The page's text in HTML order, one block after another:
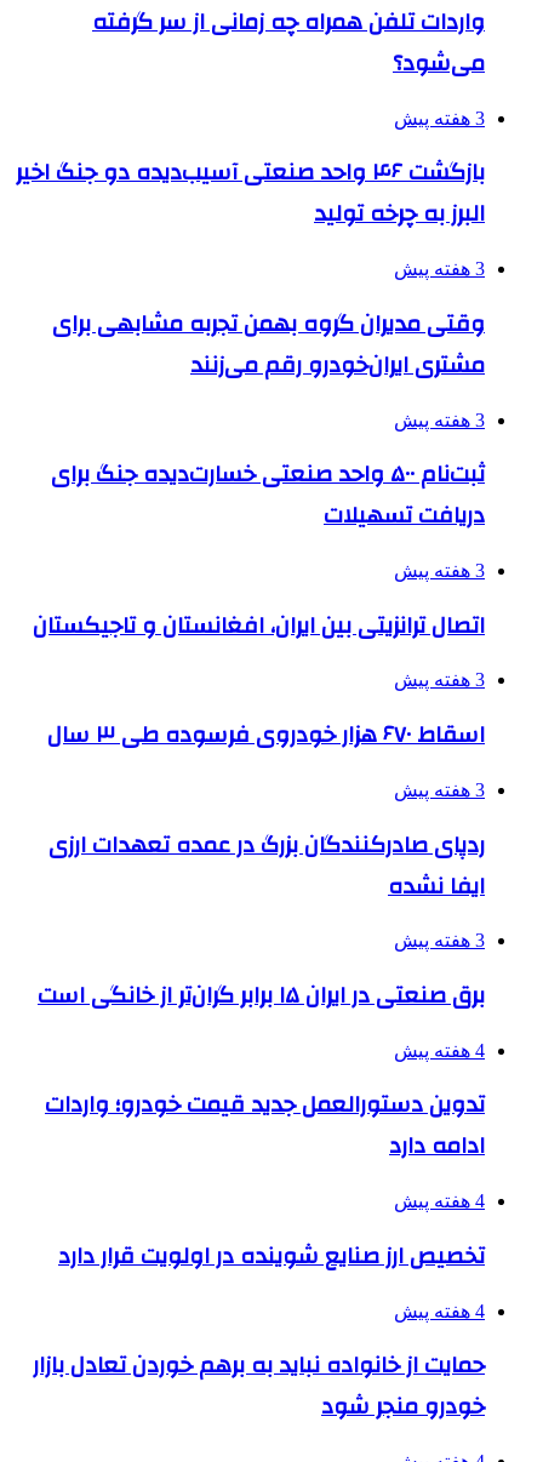
واردات تلفن همراه چه زمانی از سر گرفته
می‌شود؟
3 هفته پیش
بازگشت ۴۶ واحد صنعتی آسیب‌دیده دو جنگ اخیر
البرز به چرخه تولید
3 هفته پیش
وقتی مدیران گروه بهمن تجربه مشابهی برای
مشتری ایران‌خودرو رقم می‌زنند
3 هفته پیش
ثبت‌نام ۵۰۰ واحد صنعتی خسارت‌دیده جنگ برای
دریافت تسهیلات
3 هفته پیش
اتصال ترانزیتی بین ایران، افغانستان و تاجیکستان
3 هفته پیش
اسقاط ۶۷۰ هزار خودروی فرسوده طی ۳ سال
3 هفته پیش
ردپای صادرکنندگان بزرگ در عمده تعهدات ارزی
ایفا نشده
3 هفته پیش
برق صنعتی در ایران ۱۵ برابر گران‌تر از خانگی است
4 هفته پیش
تدوین دستورالعمل جدید قیمت خودرو؛ واردات
ادامه دارد
4 هفته پیش
تخصیص ارز صنایع شوینده در اولویت قرار دارد
4 هفته پیش
حمایت از خانواده نباید به برهم خوردن تعادل بازار
خودرو منجر شود